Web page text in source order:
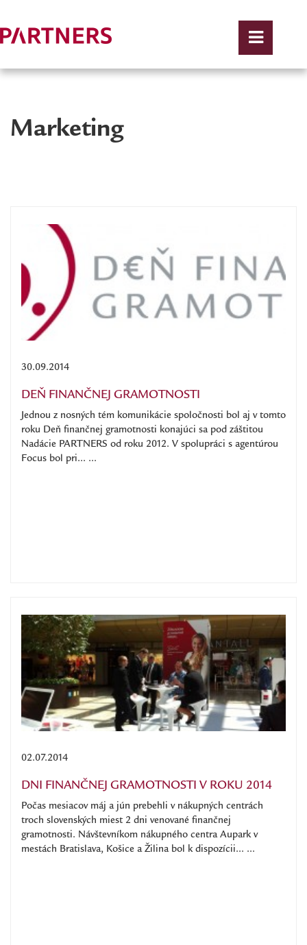
Marketing
30.09.2014
DEŇ FINANČNEJ GRAMOTNOSTI
Jednou z nosných tém komunikácie spoločnosti bol aj v tomto
roku Deň finančnej gramotnosti konajúci sa pod záštitou
Nadácie PARTNERS od roku 2012. V spolupráci s agentúrou
Focus bol pri... ...
02.07.2014
DNI FINANČNEJ GRAMOTNOSTI V ROKU 2014
Počas mesiacov máj a jún prebehli v nákupných centrách
troch slovenských miest 2 dni venované finančnej
gramotnosti. Návštevníkom nákupného centra Aupark v
mestách Bratislava, Košice a Žilina bol k dispozícii... ...